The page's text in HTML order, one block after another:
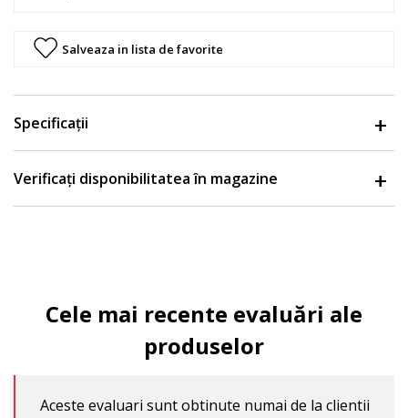
Salveaza in lista de favorite
Specificații
Verificați disponibilitatea în magazine
Cele mai recente evaluări ale
produselor
Aceste evaluari sunt obtinute numai de la clientii